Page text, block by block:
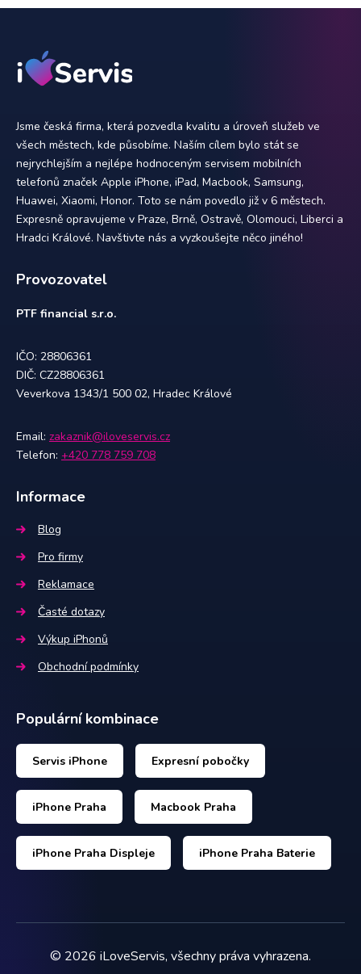
Jsme česká firma, která pozvedla kvalitu a úroveň služeb ve
všech městech, kde působíme. Naším cílem bylo stát se
nejrychlejším a nejlépe hodnoceným servisem mobilních
telefonů značek Apple iPhone, iPad, Macbook, Samsung,
Huawei, Xiaomi, Honor. Toto se nám povedlo již v 6 městech.
Expresně opravujeme v Praze, Brně, Ostravě, Olomouci, Liberci a
Hradci Králové. Navštivte nás a vyzkoušejte něco jiného!
Provozovatel
PTF financial s.r.o.
IČO: 28806361
DIČ: CZ28806361
Veverkova 1343/1 500 02, Hradec Králové
Email: zakaznik@iloveservis.cz
Telefon: +420 778 759 708
Informace
Blog
Pro firmy
Reklamace
Časté dotazy
Výkup iPhonů
Obchodní podmínky
Populární kombinace
Servis iPhone Expresní pobočky
iPhone Praha Macbook Praha
iPhone Praha Displeje iPhone Praha Baterie
© 2026 iLoveServis, všechny práva vyhrazena.